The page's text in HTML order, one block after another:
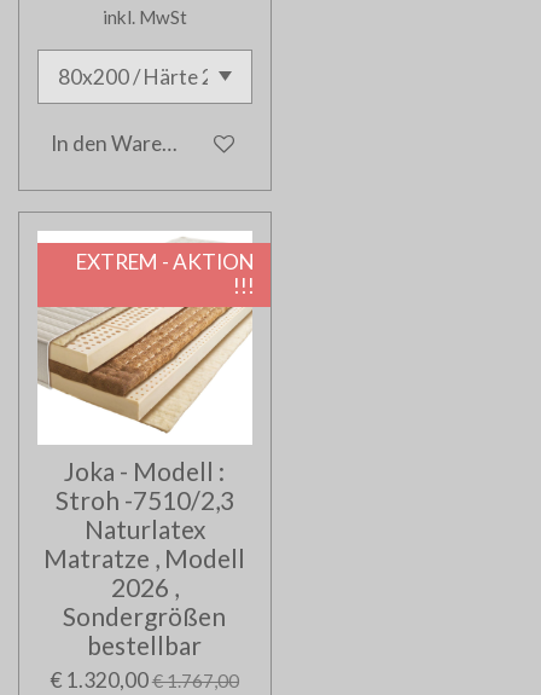
inkl. MwSt
In den Warenkorb
EXTREM - AKTION
!!!
Joka - Modell :
Stroh -7510/2,3
Naturlatex
Matratze , Modell
2026 ,
Sondergrößen
bestellbar
€ 1.320,00€ 1.767,00